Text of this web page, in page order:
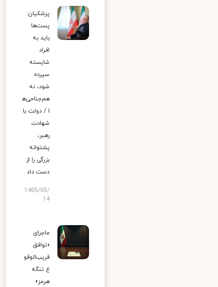
پزشکیان:
پست‌ها
باید به
افراد
شایسته
سپرده
شود، نه
هم‌جناحی‌ه
ا / دولت با
شهادت
رهبر،
پشتوانه
بزرگی را از
دست داد
1405/05/
14
ماجرای
«توافق
قریب‌الوقو
ع تنگه
هرمز»